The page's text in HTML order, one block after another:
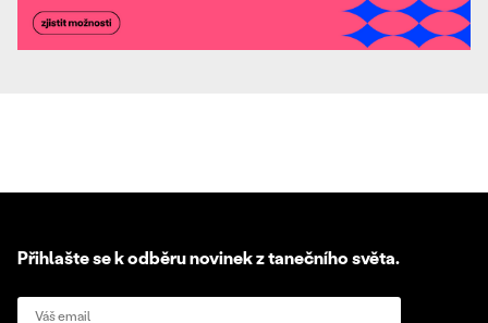
Přihlašte se k odběru novinek z tanečního světa.